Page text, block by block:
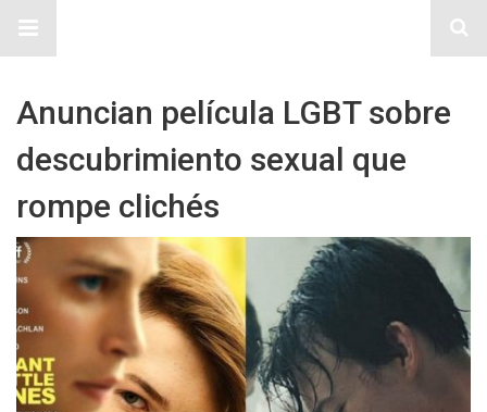
Anuncian película LGBT sobre
descubrimiento sexual que
rompe clichés